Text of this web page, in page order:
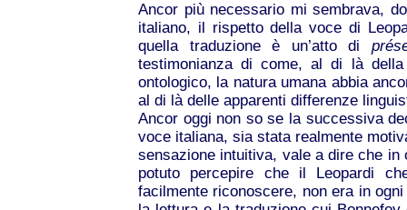
Ancor più necessario mi sembrava,
italiano, il rispetto della voce di
quella traduzione è un’atto di
testimonianza di come, al di là
ontologico, la natura umana abbia
al di là delle apparenti differenze
Ancor oggi non so se la successiva
voce italiana, sia stata realmente
sensazione intuitiva, vale a dire che
potuto percepire che il Leopardi
facilmente riconoscere, non era in